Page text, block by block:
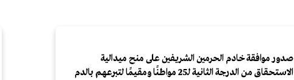
صدور موافقة خادم الحرمين الشريفين على منح ميدالية
الاستحقاق من الدرجة الثانية لـ25 مواطنًا ومقيمًا لتبرعهم بالدم